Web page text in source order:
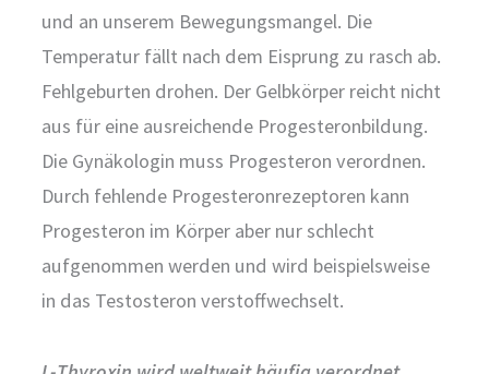
und an unserem Bewegungsmangel. Die
Temperatur fällt nach dem Eisprung zu rasch ab.
Fehlgeburten drohen. Der Gelbkörper reicht nicht
aus für eine ausreichende Progesteronbildung.
Die Gynäkologin muss Progesteron verordnen.
Durch fehlende Progesteronrezeptoren kann
Progesteron im Körper aber nur schlecht
aufgenommen werden und wird beispielsweise
in das Testosteron verstoffwechselt.